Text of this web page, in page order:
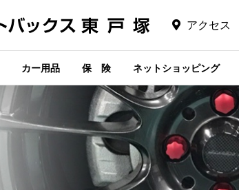
アクセス
カー用品 保 険 ネットショッピング